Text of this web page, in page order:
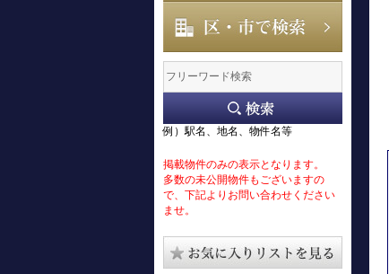
例）駅名、地名、物件名等
掲載物件のみの表示となります。
多数の未公開物件もございますの
で、下記よりお問い合わせください
ませ。